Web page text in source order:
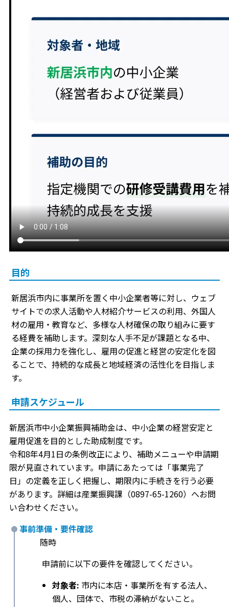
目的
新居浜市内に事業所を置く中小企業者等に対し、ウェブ
サイトでの求人活動や人材紹介サービスの利用、外国人
材の雇用・教育など、多様な人材確保の取り組みに要す
る経費を補助します。深刻な人手不足が課題となる中、
企業の採用力を強化し、雇用の促進と経営の安定化を図
ることで、持続的な成長と地域経済の活性化を目指しま
す。
申請スケジュール
新居浜市中小企業振興補助金は、中小企業の経営安定と
雇用促進を目的とした助成制度です。
令和8年4月1日の条例改正により、補助メニューや申請期
限が見直されています。申請にあたっては「事業完了
日」の定義を正しく把握し、期限内に手続きを行う必要
があります。詳細は産業振興課（0897-65-1260）へお問
い合わせください。
事前準備・要件確認
随時
申請前に以下の要件を確認してください。
対象者: 市内に本店・事業所を有する法人、
個人、団体で、市税の滞納がないこと。